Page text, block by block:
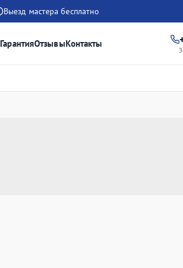
Выезд мастера бесплатно
ГарантияОтзывыКонтакты